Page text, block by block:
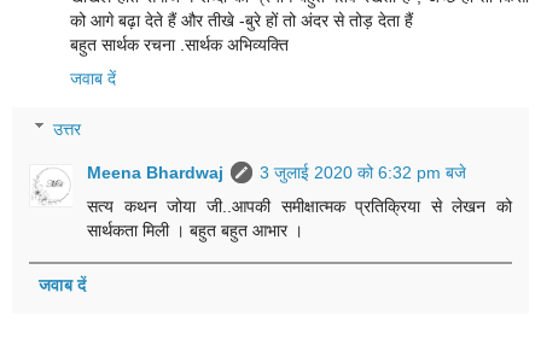
को आगे बढ़ा देते हैं और तीखे -बुरे हों तो अंदर से तोड़ देता हैं
बहुत सार्थक रचना .सार्थक अभिव्यक्ति
जवाब दें
उत्तर
Meena Bhardwaj
3 जुलाई 2020 को 6:32 pm बजे
सत्य कथन जोया जी..आपकी समीक्षात्मक प्रतिक्रिया से लेखन को
सार्थकता मिली । बहुत बहुत आभार ।
जवाब दें